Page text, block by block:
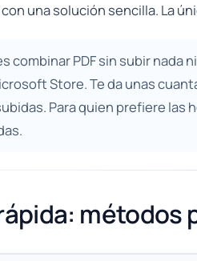
una solución sencilla. La
combinar PDF sin subir nada
Store. Te da unas
Para quien prefiere
métodos